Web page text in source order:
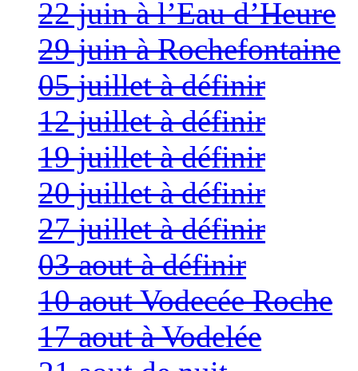
22 juin à l’Eau d’Heure
29 juin à Rochefontaine
05 juillet à définir
12 juillet à définir
19 juillet à définir
20 juillet à définir
27 juillet à définir
03 aout à définir
10 aout Vodecée Roche
17 aout à Vodelée